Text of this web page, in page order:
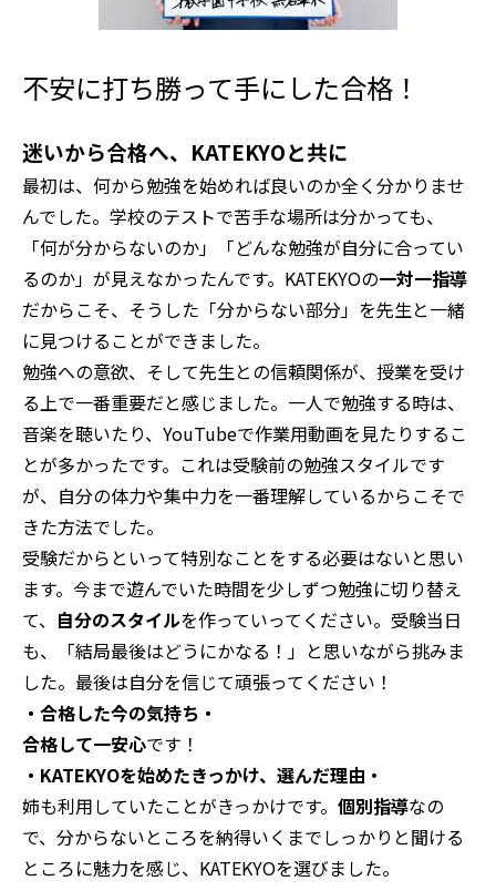
不安に打ち勝って手にした合格！
迷いから合格へ、KATEKYOと共に
最初は、何から勉強を始めれば良いのか全く分かりませ
んでした。学校のテストで苦手な場所は分かっても、
「何が分からないのか」「どんな勉強が自分に合ってい
るのか」が見えなかったんです。KATEKYOの一対一指導
だからこそ、そうした「分からない部分」を先生と一緒
に見つけることができました。
勉強への意欲、そして先生との信頼関係が、授業を受け
る上で一番重要だと感じました。一人で勉強する時は、
音楽を聴いたり、YouTubeで作業用動画を見たりするこ
とが多かったです。これは受験前の勉強スタイルです
が、自分の体力や集中力を一番理解しているからこそで
きた方法でした。
受験だからといって特別なことをする必要はないと思い
ます。今まで遊んでいた時間を少しずつ勉強に切り替え
て、 自分のスタイルを作っていってください。受験当日
も、「結局最後はどうにかなる！」と思いながら挑みま
した。最後は自分を信じて頑張ってください！
・合格した今の気持ち・
合格して一安心です！
・KATEKYOを始めたきっかけ、選んだ理由・
姉も利用していたことがきっかけです。 個別指導なの
で、分からないところを納得いくまでしっかりと聞ける
ところに魅力を感じ、KATEKYOを選びました。